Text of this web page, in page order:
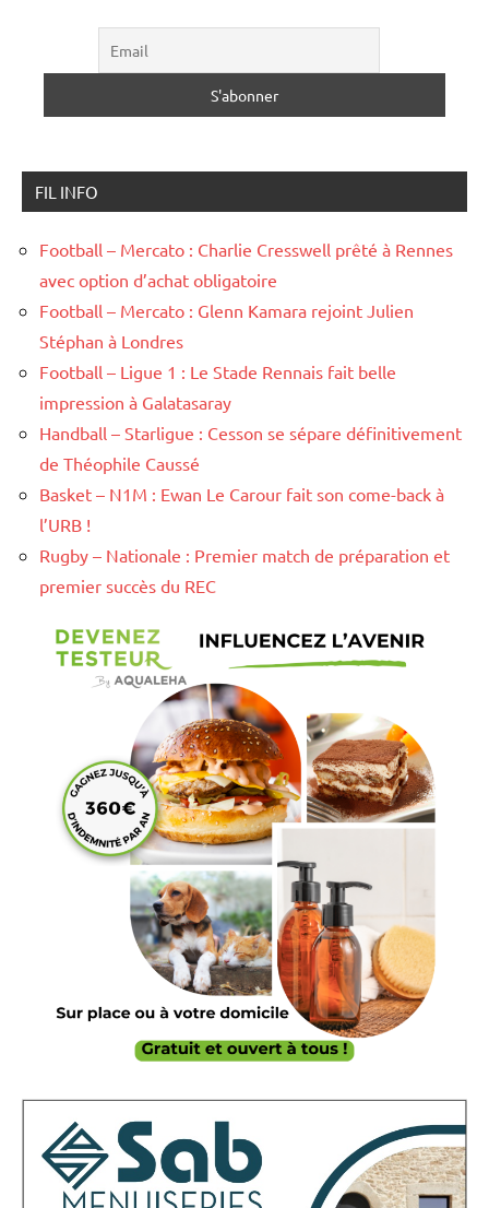
FIL INFO
Football – Mercato : Charlie Cresswell prêté à Rennes
avec option d’achat obligatoire
Football – Mercato : Glenn Kamara rejoint Julien
Stéphan à Londres
Football – Ligue 1 : Le Stade Rennais fait belle
impression à Galatasaray
Handball – Starligue : Cesson se sépare définitivement
de Théophile Caussé
Basket – N1M : Ewan Le Carour fait son come-back à
l’URB !
Rugby – Nationale : Premier match de préparation et
premier succès du REC